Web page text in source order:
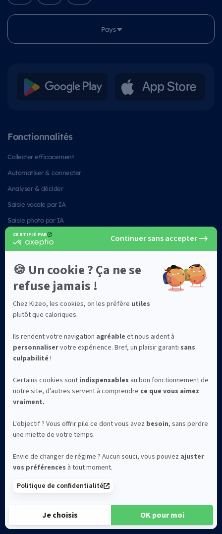
Pays
Fonctionnalités
Collecter efficacement
Automatiser & connecter
Analyser & décider
Saisie vocale par IA
Saisie photo par IA
Collecter des données terrain
Intégrations Kizeo Forms
Sécurité des données
Votre secteur
BTP
Maintenance
Energie
Industrie
Télécoms
Tous les secteurs
Cas d'usage
Suivi de chantier
Rapport d’incident